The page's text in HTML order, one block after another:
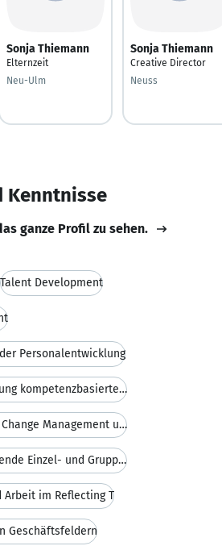
Sonja Thiemann
Elternzeit
Neu-Ulm
Sonja Thiemann
Creative Director
Neuss
Kenntnisse
ganze Profil zu sehen.
Talent Development
Personalentwicklung
Entwicklung und Durchführung kompetenzbasierter De
Design und Begleitung von Change Management und OE
Inspirierende und motivierende Einzel- und Gruppen
im Reflecting T
Geschäftsfeldern